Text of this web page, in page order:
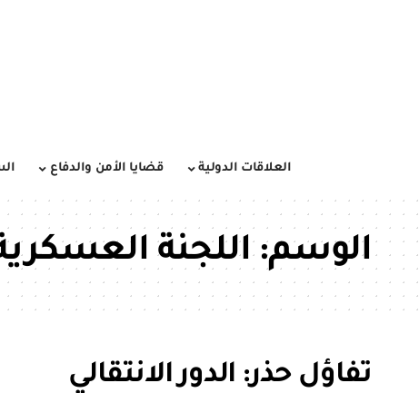
العلاقات الدولية قضايا الأمن والدفاع
الوسم:اللجنة العسكرية
تفاؤل حذر: الدور الانتقالي